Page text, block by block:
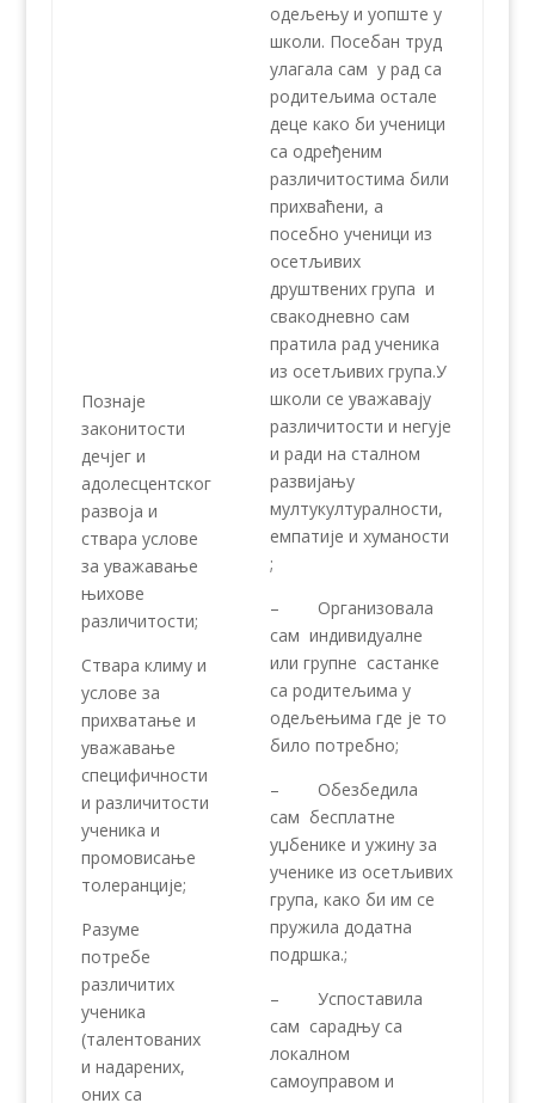
Познаје
законитости
дечјег и
адолесцентског
развоја и
ствара услове
за уважавање
њихове
различитости;
Ствара климу и
услове за
прихватање и
уважавање
специфичности
и различитости
ученика и
промовисање
толеранције;
Разуме
потребе
различитих
ученика
(талентованих
и надарених,
оних са
одељењу и уопште у
школи. Посебан труд
улагала сам у рад са
родитељима остале
деце како би ученици
са одређеним
различитостима били
прихваћени, а
посебно ученици из
осетљивих
друштвених група и
свакодневно сам
пратила рад ученика
из осетљивих група.У
школи се уважавају
различитости и негује
и ради на сталном
развијању
мултукултуралности,
емпатије и хуманости
;
– Организовала
сам индивидуалне
или групне састанке
са родитељима у
одељењима где је то
било потребно;
– Обезбедила
сам бесплатне
уџбенике и ужину за
ученике из осетљивих
група, како би им се
пружила додатна
подршка.;
– Успоставила
сам сарадњу са
локалном
самоуправом и